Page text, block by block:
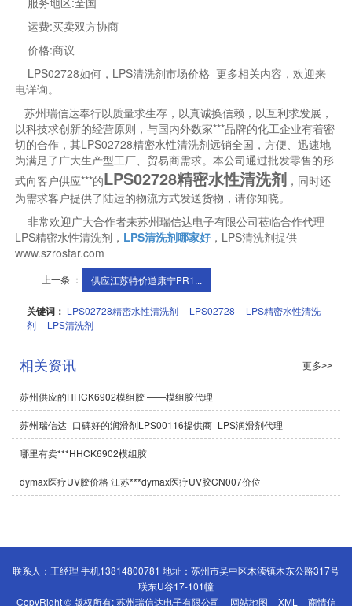
运费:买卖双方协商
价格:商议
LPS02728如何，LPS清洗剂市场价格 更多相关内容，欢迎来
电详询。
苏州瑞信达奉行以质量求生存，以真诚换信赖，以互利求发展，
以科技求创新的经营原则，与国内外数家***品牌的化工企业有着密
切的合作，其LPS02728精密水性清洗剂远销全国，方便、迅速地
为满足了广大生产型工厂、贸易商需求。本公司通过批发零售的形
式向客户供应***的LPS02728精密水性清洗剂 ，同时还
为需求客户提供了陆运的物流方式发送货物，请你知晓。
非常欢迎广大合作者来苏州瑞信达电子有限公司莅临合作代理
LPS精密水性清洗剂， LPS清洗剂哪家好 ，LPS清洗剂提供
www.szrostar.com
上一条 ： 供应江苏特价道康宁PR1...
关键词： LPS02728精密水性清洗剂 LPS02728
LPS精密水性清洗
剂
LPS清洗剂
相关资讯 更多>>
苏州供应的HHCK6902模组胶 ——模组胶代理
苏州瑞信达_口碑好的润滑剂LPS00116提供商_LPS润滑剂代理
哪里有卖***HHCK6902模组胶
dymax医疗UV胶价格 江苏***dymax医疗UV胶CN007价位
联系人：王经理 手机13814800781 地址：苏州市吴中区木渎镇木东公路317号
联东U谷17-101幢
CopyRight © 版权所有:苏州瑞信达电子有限公司 网站地图 XML 商情信